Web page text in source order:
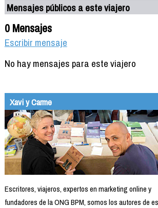
Mensajes públicos a este viajero
0 Mensajes
Escribir mensaje
No hay mensajes para este viajero
Xavi y Carme
Escritores, viajeros, expertos en marketing online y
fundadores de la ONG BPM, somos los autores de